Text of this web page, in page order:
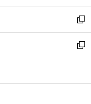
開
く
ウ
で
開
く
ン
ド
ウ
で
ウ
ィ
ン
ド
開
新
し
い
ン
新
ウ